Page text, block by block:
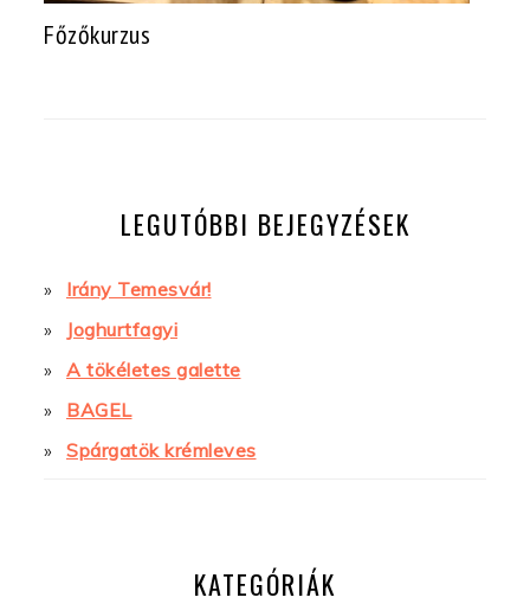
Főzőkurzus
LEGUTÓBBI BEJEGYZÉSEK
Irány Temesvár!
Joghurtfagyi
A tökéletes galette
BAGEL
Spárgatök krémleves
KATEGÓRIÁK